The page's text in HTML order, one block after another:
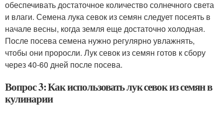
обеспечивать достаточное количество солнечного света
и влаги. Семена лука севок из семян следует посеять в
начале весны, когда земля еще достаточно холодная.
После посева семена нужно регулярно увлажнять,
чтобы они проросли. Лук севок из семян готов к сбору
через 40-60 дней после посева.
Вопрос 3: Как использовать лук севок из семян в
кулинарии